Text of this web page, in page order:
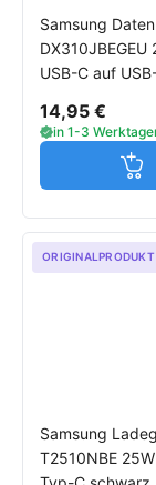
Samsung
DX310JBEGEU
USB-C auf
14,95 €
in 1-3
ORIGINALPRODUKT
Samsung
T2510NBE